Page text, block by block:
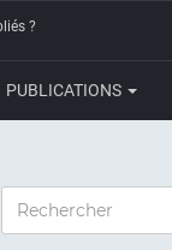
?
PUBLICATIONS
RECHERCHER